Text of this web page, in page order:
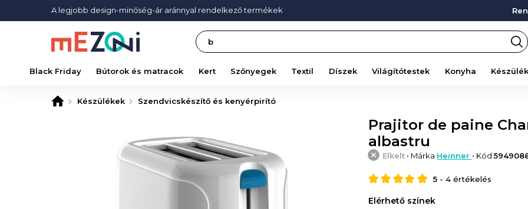
A legjobb design-minőség-ár aránnyal rendelkező termékek
Search
Black Friday Bútorok és matracok Kert Szőnyegek Textil Díszek Világítótestek Konyha
Készülékek Szendvicskészítő és kenyérpirító
Prajitor de paine
albastru
Elkelt • Márka Heinner • Kód
5 -4 értékelés
Elérhető színek